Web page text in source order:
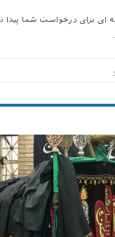
ای برای درخواست شما